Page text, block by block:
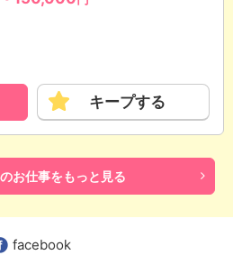
キープする
お仕事をもっと見る
facebook